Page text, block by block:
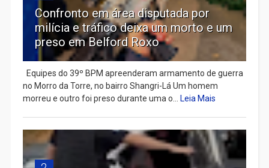
Confronto em área disputada por
milícia e tráfico deixa um morto e um
preso em Belford Roxo
Equipes do 39º BPM apreenderam armamento de guerra
no Morro da Torre, no bairro Shangri-Lá Um homem
morreu e outro foi preso durante uma o... Leia Mais